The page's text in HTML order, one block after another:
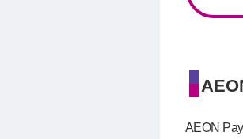
AEON